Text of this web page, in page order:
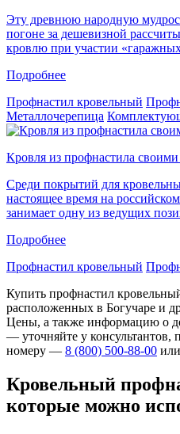
Эту древнюю народную
погоне за дешевизной
кровлю при участии
Подробнее
Профнастил кровельный
Металлочерепица
Кровля из профнастила
Среди покрытий для
настоящее время на
занимает одну из ведущих
Подробнее
Профнастил кровельный
Купить профнастил
расположенных в Богучаре и
Цены, а также информацию о
— уточняйте у консультантов,
номеру — 8 (800) 500-88-00
Кровельный
которые можно